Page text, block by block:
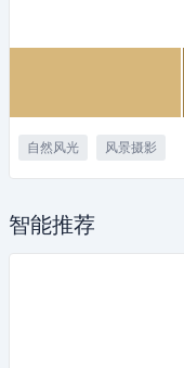
自然风光 风景摄影
智能推荐